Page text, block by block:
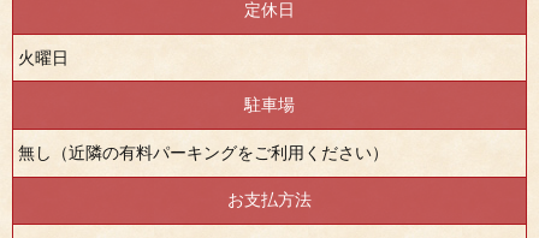
定休日
火曜日
駐車場
無し（近隣の有料パーキングをご利用ください）
お支払方法